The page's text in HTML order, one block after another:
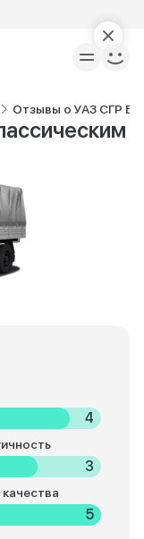
Отзывы о УАЗ СГР
4
3
5